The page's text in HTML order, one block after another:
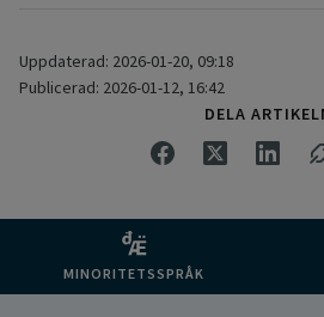
Uppdaterad: 2026-01-20, 09:18
Publicerad: 2026-01-12, 16:42
DELA
MINORITETSSPRÅK